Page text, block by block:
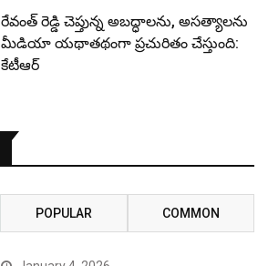
రేవంత్ రెడ్డి చెప్తున్న అబద్ధాలను, అసత్యాలను
మీడియా యథాతథంగా ప్రచురితం చేస్తుంది:
కేటీఆర్
POPULAR COMMON